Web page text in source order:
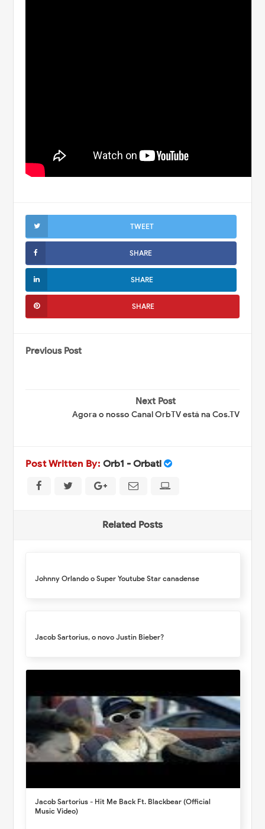
TWEET
SHARE
SHARE
SHARE
Previous Post
Next Post
Agora o nosso Canal OrbTV está na Cos.TV
Post Written By: Orb1 - Orbati
Related Posts
Johnny Orlando o Super Youtube Star canadense
Jacob Sartorius, o novo Justin Bieber?
Jacob Sartorius - Hit Me Back Ft. Blackbear (Official
Music Video)